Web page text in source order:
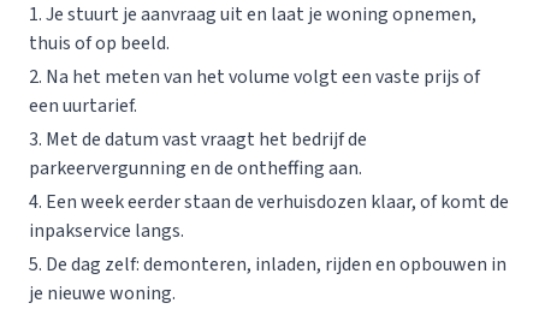
Je stuurt je aanvraag uit en laat je woning opnemen,
thuis of op beeld.
Na het meten van het volume volgt een vaste prijs of
een uurtarief.
Met de datum vast vraagt het bedrijf de
parkeervergunning en de ontheffing aan.
Een week eerder staan de verhuisdozen klaar, of komt de
inpakservice langs.
De dag zelf: demonteren, inladen, rijden en opbouwen in
je nieuwe woning.